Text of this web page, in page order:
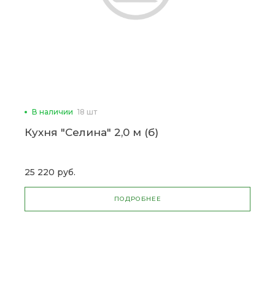
В наличии 18 шт
Кухня "Селина" 2,0 м (б)
25 220 руб.
ПОДРОБНЕЕ